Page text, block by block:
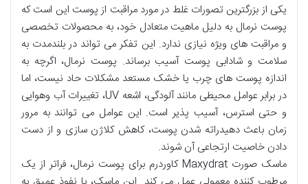
یکی از بزرگترین تصورات غلط در مورد مراقبت از پوست این است که
پوست نرمال به دلیل ماهیت متعادل خود، به محصولات تخصصی
و مراقبت های ویژه نیازی ندارد. این تفکر می تواند در بلندمدت به
سلامت و شادابی پوست آسیب برساند. پوست نرمال، اگرچه به
اندازه پوست های چرب یا خشک مستعد مشکلات حاد نیست، اما
در برابر عوامل محیطی مانند آلودگی، اشعه UV، تغییرات آب وهوایی
و حتی استرس، آسیب پذیر است. این عوامل می توانند به مرور
زمان باعث دهیدراته شدن پوست، کاهش کلاژن سازی و از دست
دادن خاصیت ارتجاعی آن شوند.
ماسک صورت Maxydrat کاوردرم برای پوست نرمال، فراتر از یک